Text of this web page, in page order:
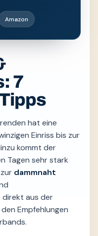
Amazon
7
hat eine
Einriss bis zur
kommt der
Tagen sehr stark
dammnaht
direkt aus der
Empfehlungen